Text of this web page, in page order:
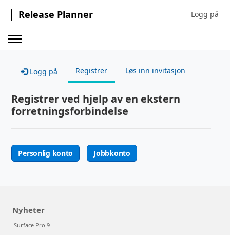
Release Planner Sign in to
Logg på
Logg på Registrer Løs inn invitasjon
Registrer ved hjelp av en ekstern
forretningsforbindelse
Personlig konto Jobbkonto
Nyheter
Surface Pro 9